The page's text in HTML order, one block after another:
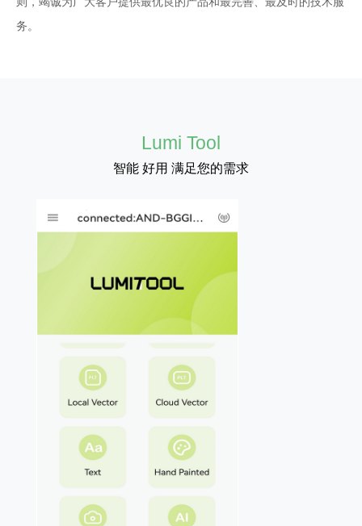
务。
Lumi Tool
智能 好用 满足您的需求